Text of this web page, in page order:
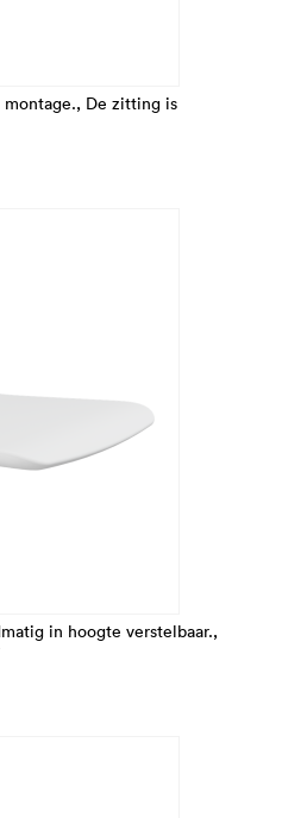
montage., De zitting is
in hoogte verstelbaar.,